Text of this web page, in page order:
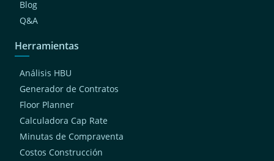
Blog
Q&A
Herramientas
Análisis HBU
Generador de Contratos
Floor Planner
Calculadora Cap Rate
Minutas de Compraventa
Costos Construcción